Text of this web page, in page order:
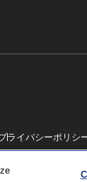
ライバシーポリシ